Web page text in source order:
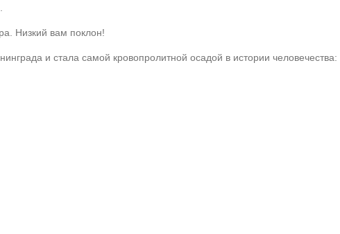
Низкий вам поклон!
и стала самой кровопролитной осадой в истории